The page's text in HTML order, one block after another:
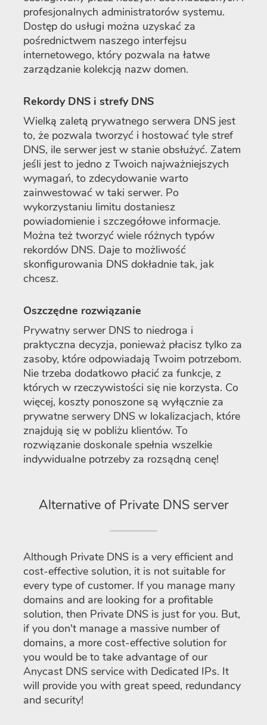
profesjonalnych administratorów systemu.
Dostęp do usługi można uzyskać za
pośrednictwem naszego interfejsu
internetowego, który pozwala na łatwe
zarządzanie kolekcją nazw domen.
Rekordy DNS i strefy DNS
Wielką zaletą prywatnego serwera DNS jest
to, że pozwala tworzyć i hostować tyle stref
DNS, ile serwer jest w stanie obsłużyć. Zatem
jeśli jest to jedno z Twoich najważniejszych
wymagań, to zdecydowanie warto
zainwestować w taki serwer. Po
wykorzystaniu limitu dostaniesz
powiadomienie i szczegółowe informacje.
Można też tworzyć wiele różnych typów
rekordów DNS. Daje to możliwość
skonfigurowania DNS dokładnie tak, jak
chcesz.
Oszczędne rozwiązanie
Prywatny serwer DNS to niedroga i
praktyczna decyzja, ponieważ płacisz tylko za
zasoby, które odpowiadają Twoim potrzebom.
Nie trzeba dodatkowo płacić za funkcje, z
których w rzeczywistości się nie korzysta. Co
więcej, koszty ponoszone są wyłącznie za
prywatne serwery DNS w lokalizacjach, które
znajdują się w pobliżu klientów. To
rozwiązanie doskonale spełnia wszelkie
indywidualne potrzeby za rozsądną cenę!
Alternative of Private DNS server
Although Private DNS is a very efficient and
cost-effective solution, it is not suitable for
every type of customer. If you manage many
domains and are looking for a profitable
solution, then Private DNS is just for you. But,
if you don't manage a massive number of
domains, a more cost-effective solution for
you would be to take advantage of our
Anycast DNS service with Dedicated IPs. It
will provide you with great speed, redundancy
and security!